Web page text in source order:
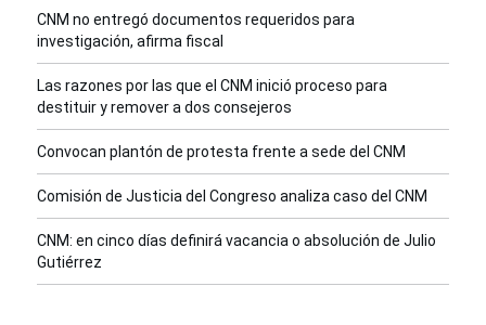
CNM no entregó documentos requeridos para
investigación, afirma fiscal
Las razones por las que el CNM inició proceso para
destituir y remover a dos consejeros
Convocan plantón de protesta frente a sede del CNM
Comisión de Justicia del Congreso analiza caso del CNM
CNM: en cinco días definirá vacancia o absolución de Julio
Gutiérrez